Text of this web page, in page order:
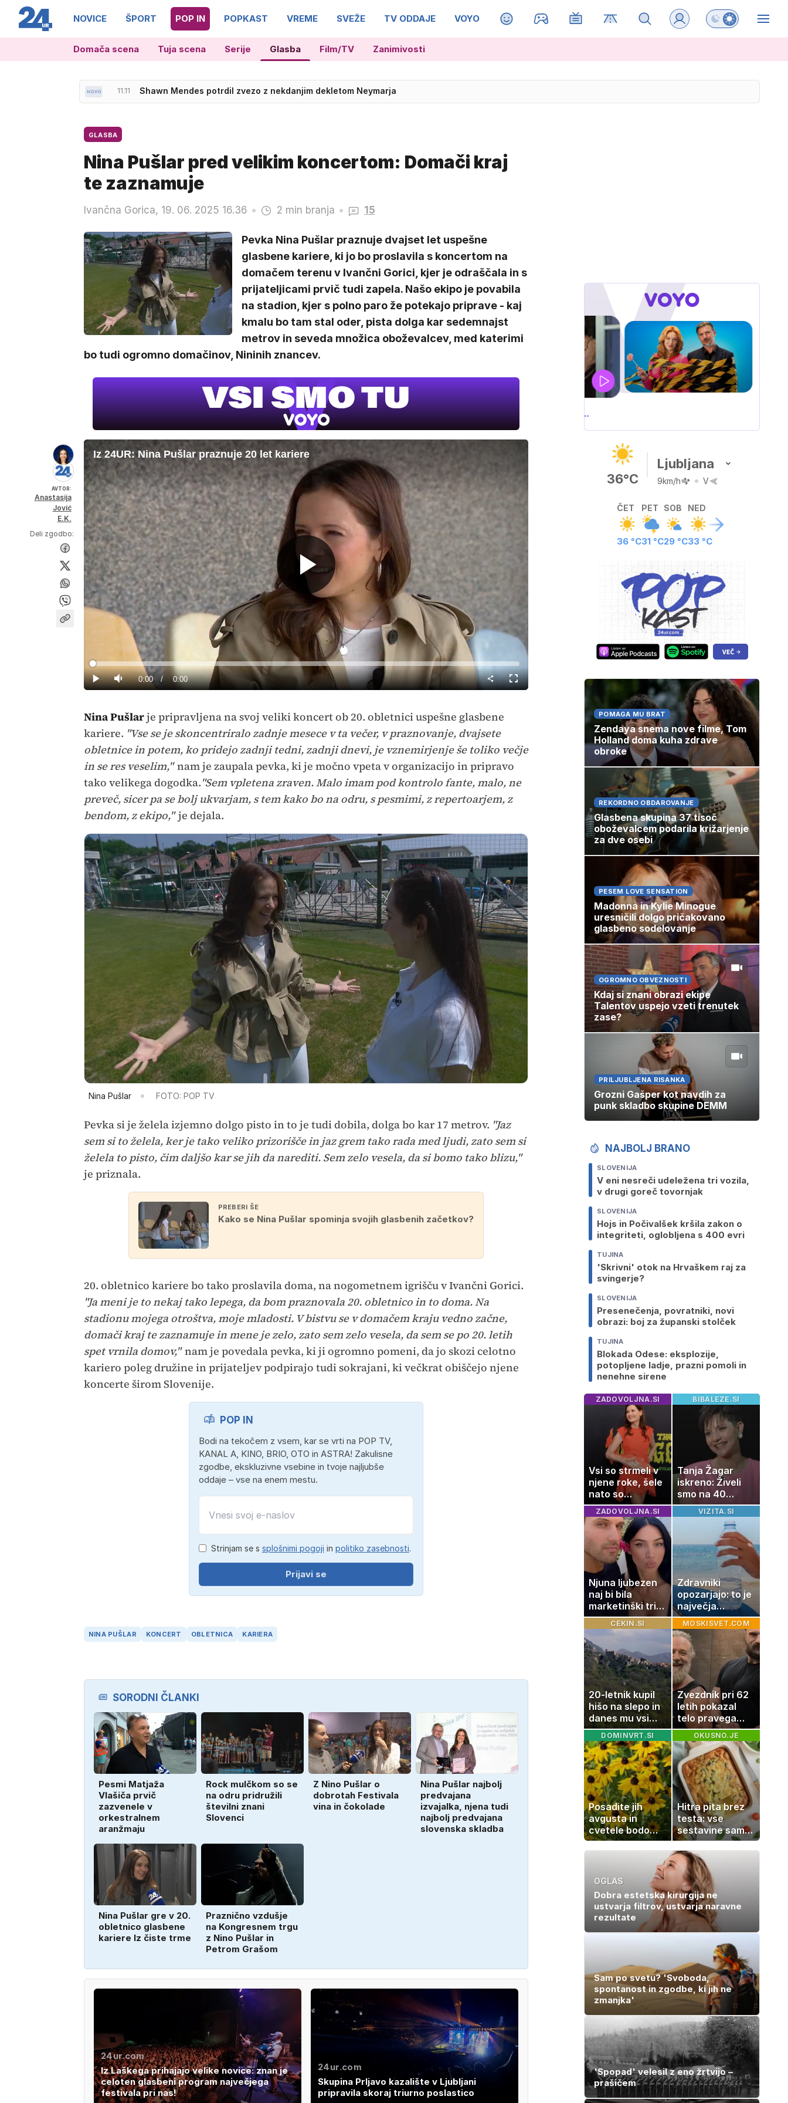
NOVICE ŠPORT POP IN POPKAST VREME SVEŽE TV ODDAJE VOYO MAGAZIN Preklopi barvni
Domača scena Tuja scena Serije Glasba Film/TV Zanimivosti
11.17 Presenečenja, povratniki, novi obrazi: boj za županski stolček
GLASBA
Nina Pušlar pred velikim koncertom: Domači kraj
te zaznamuje
Ivančna Gorica, 19. 06. 2025 16.36 2 min branja 15
Pevka Nina Pušlar praznuje dvajset let uspešne
glasbene kariere, ki jo bo proslavila s koncertom na
domačem terenu v Ivančni Gorici, kjer je odraščala in s
prijateljicami prvič tudi zapela. Našo ekipo je povabila
na stadion, kjer s polno paro že potekajo priprave - kaj
kmalu bo tam stal oder, pista dolga kar sedemnajst
metrov in seveda množica oboževalcev, med katerimi
bo tudi ogromno domačinov, Nininih znancev.
AVTOR:
Anastasija
Jović
E.K.
Deli zgodbo:
Iz 24UR: Nina Pušlar praznuje 20 let kariere
Predvajaj
Predvajaj
Tiho Current
0:00 / Duration
0:00
Loaded:
0%
Celozaslonski
način
Nina Pušlarje pripravljena na svoj veliki koncert ob 20. obletnici uspešne glasbene
kariere. "Vse se je skoncentriralo zadnje mesece v ta večer, v praznovanje, dvajsete
obletnice in potem, ko pridejo zadnji tedni, zadnji dnevi, je vznemirjenje še toliko večje
in se res veselim,"nam je zaupala pevka, ki je močno vpeta v organizacijo in pripravo
tako velikega dogodka."Sem vpletena zraven. Malo imam pod kontrolo fante, malo, ne
preveč, sicer pa se bolj ukvarjam, s tem kako bo na odru, s pesmimi, z repertoarjem, z
bendom, z ekipo,"je dejala.
Nina Pušlar FOTO: POP TV
Pevka si je želela izjemno dolgo pisto in to je tudi dobila, dolga bo kar 17 metrov. "Jaz
sem si to želela, ker je tako veliko prizorišče in jaz grem tako rada med ljudi, zato sem si
želela to pisto, čim daljšo kar se jih da narediti. Sem zelo vesela, da si bomo tako blizu,"
je priznala.
PREBERI ŠE
Kako se Nina Pušlar spominja svojih glasbenih začetkov?
20. obletnico kariere bo tako proslavila doma, na nogometnem igrišču v Ivančni Gorici.
"Ja meni je to nekaj tako lepega, da bom praznovala 20. obletnico in to doma. Na
stadionu mojega otroštva, moje mladosti. V bistvu se v domačem kraju vedno začne,
domači kraj te zaznamuje in mene je zelo, zato sem zelo vesela, da sem se po 20. letih
spet vrnila domov,"nam je povedala pevka, ki ji ogromno pomeni, da jo skozi celotno
kariero poleg družine in prijateljev podpirajo tudi sokrajani, ki večkrat obiščejo njene
koncerte širom Slovenije.
POP IN
Bodi na tekočem z vsem, kar se vrti na POP TV,
KANAL A, KINO, BRIO, OTO in ASTRA! Zakulisne
zgodbe, ekskluzivne vsebine in tvoje najljubše
oddaje – vse na enem mestu.
Strinjam se s splošnimi pogoji in politiko zasebnosti.
Prijavi se
NINA PUŠLAR KONCERT OBLETNICA KARIERA
SORODNI ČLANKI
Pesmi Matjaža
Vlašiča prvič
zazvenele v
orkestralnem
aranžmaju
Rock mulčkom so se
na odru pridružili
številni znani
Slovenci
Z Nino Pušlar o
dobrotah Festivala
vina in čokolade
Nina Pušlar najbolj
predvajana
izvajalka, njena tudi
najbolj predvajana
slovenska skladba
Nina Pušlar gre v 20.
obletnico glasbene
kariere Iz čiste trme
Praznično vzdušje
na Kongresnem trgu
z Nino Pušlar in
Petrom Grašom
24ur.com
Iz Laškega prihajajo velike novice: znan je
celoten glasbeni program največjega
festivala pri nas!
24ur.com
Skupina Prljavo kazalište v Ljubljani
pripravila skoraj triurno poslastico
IQ 160
Nova hrvaška serija
36°C
Ljubljana
9km/h V
ČET
36 °C
PET
31 °C
SOB
29 °C
NED
33 °C
POMAGA MU BRAT
Zendaya snema nove filme, Tom
Holland doma kuha zdrave
obroke
REKORDNO OBDAROVANJE
Glasbena skupina 37 tisoč
oboževalcem podarila križarjenje
za dve osebi
PESEM LOVE SENSATION
Madonna in Kylie Minogue
uresničili dolgo pričakovano
glasbeno sodelovanje
OGROMNO OBVEZNOSTI
Kdaj si znani obrazi ekipe
Talentov uspejo vzeti trenutek
zase?
PRILJUBLJENA RISANKA
Grozni Gašper kot navdih za
punk skladbo skupine DEMM
NAJBOLJ BRANO
SLOVENIJA
V eni nesreči udeležena tri vozila,
v drugi goreč tovornjak
SLOVENIJA
Hojs in Počivalšek kršila zakon o
integriteti, oglobljena s 400 evri
TUJINA
'Skrivni' otok na Hrvaškem raj za
svingerje?
SLOVENIJA
Presenečenja, povratniki, novi
obrazi: boj za županski stolček
TUJINA
Blokada Odese: eksplozije,
potopljene ladje, prazni pomoli in
nenehne sirene
ZADOVOLJNA.SI
Vsi so strmeli v
njene roke, šele
nato so
ugotovili, kaj
drži
BIBALEZE.SI
Tanja Žagar
iskreno: Živeli
smo na 40
kvadratih, a
imela sem vse,
potrebuje
ZADOVOLJNA.SI
Njuna ljubezen
naj bi bila
marketinški trik,
tako se odzivata
na govorice
VIZITA.SI
Zdravniki
opozarjajo: to je
največja
napaka, ki jo
ljudje delajo med
vročino
CEKIN.SI
20-letnik kupil
hišo na slepo in
danes mu vsi
zavidajo
MOSKISVET.COM
Zvezdnik pri 62
letih pokazal
telo pravega
gladiatorja
DOMINVRT.SI
Posadite jih
avgusta in
cvetele bodo
vse do zime
OKUSNO.JE
Hitra pita brez
testa: vse
sestavine samo
zmešate in
pečica opravi
ostalo
OGLAS
Dobra estetska kirurgija ne
ustvarja filtrov, ustvarja naravne
rezultate
Sam po svetu? 'Svoboda,
spontanost in zgodbe, ki jih ne
zmanjka'
'Spopad' velesil z eno žrtvijo –
prašičem